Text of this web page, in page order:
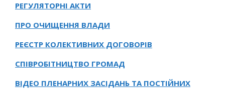
РЕГУЛЯТОРНІ АКТИ
ПРО ОЧИЩЕННЯ ВЛАДИ
РЕЄСТР КОЛЕКТИВНИХ ДОГОВОРІВ
СПІВРОБІТНИЦТВО ГРОМАД
ВІДЕО ПЛЕНАРНИХ ЗАСІДАНЬ ТА ПОСТІЙНИХ